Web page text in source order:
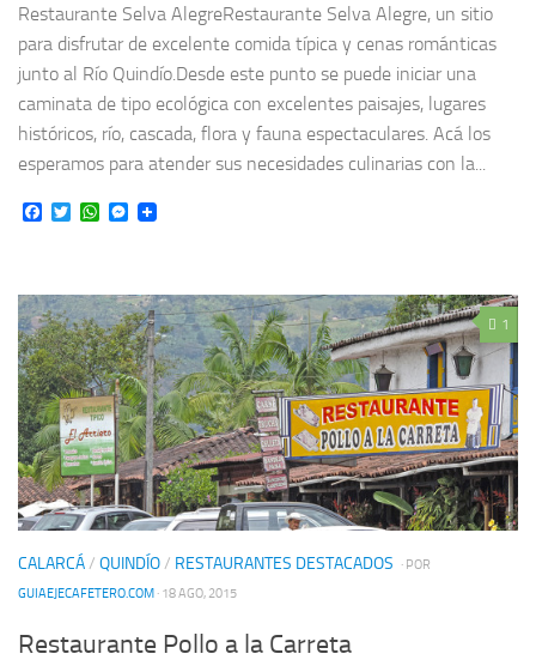
Restaurante Selva AlegreRestaurante Selva Alegre, un sitio
para disfrutar de excelente comida típica y cenas románticas
junto al Río Quindío.Desde este punto se puede iniciar una
caminata de tipo ecológica con excelentes paisajes, lugares
históricos, río, cascada, flora y fauna espectaculares. Acá los
esperamos para atender sus necesidades culinarias con la...
Facebook
TwitterWhatsApp
Messenger
1
CALARCÁ/ QUINDÍO/ RESTAURANTES DESTACADOS · POR
GUIAEJECAFETERO.COM · 18 AGO, 2015
Restaurante Pollo a la Carreta